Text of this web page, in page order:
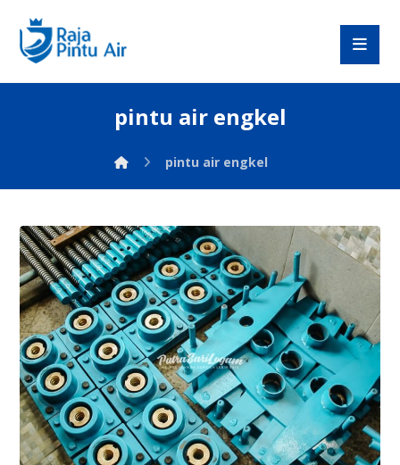
pintu air engkel
pintu air engkel